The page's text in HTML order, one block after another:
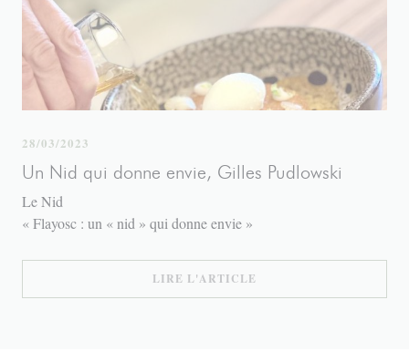
Un Nid qui donne envie, Gilles Pudlowski
28/03/2023
Le Nid
« Flayosc : un « nid » qui donne envie »
LIRE L'ARTICLE((OUVRE UNE